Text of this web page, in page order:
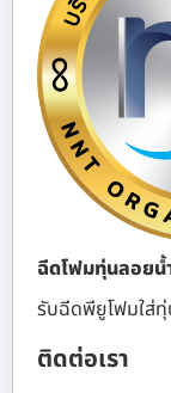
ฉีดโฟมทุ่นลอยน้
รับฉีดพียูโฟมใส่ทุ่
ติดต่อเรา